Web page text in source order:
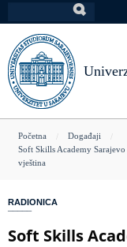
na
glavni
sadržaj
You
are
Početna
Događaji
Soft Skills Academy
vještina
RADIONICA
Soft Skills